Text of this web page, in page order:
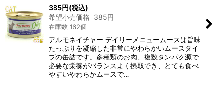
385円(税込)
希望小売価格: 385円
在庫数 162個
アルモネイチャー デイリーメニュームースは旨味
たっぷりを凝縮した非常にやわらかいムースタイ
プの缶詰です。多種類のお肉、複数タンパク源で
必要な栄養がバランスよく摂取でき、とても食べ
やすいやわらかムースで…